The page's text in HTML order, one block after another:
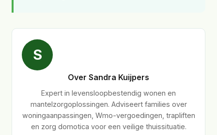
S
Over Sandra Kuijpers
Expert in levensloopbestendig wonen en
mantelzorgoplossingen. Adviseert families over
woningaanpassingen, Wmo-vergoedingen, trapliften
en zorg domotica voor een veilige thuissituatie.